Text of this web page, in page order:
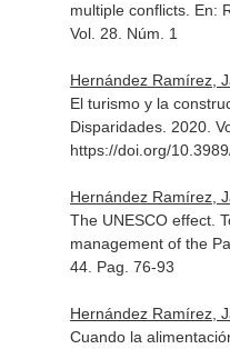
multiple conflicts. En:
Vol. 28. Núm. 1
Hernández Ramírez,
El turismo y la
Disparidades. 2020.
https://doi.org/
Hernández Ramírez,
The UNESCO effect.
management of the
44. Pag. 76-93
Hernández Ramírez,
Cuando la